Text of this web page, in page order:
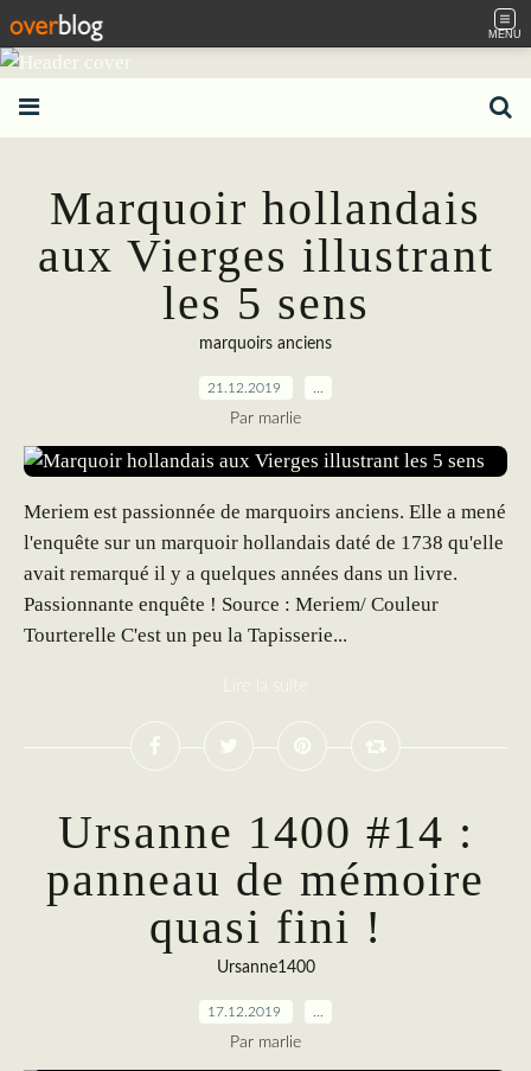
MENU
Marquoir hollandais
aux Vierges illustrant
les 5 sens
marquoirs anciens
21.12.2019
Par marlie
Meriem est passionnée de marquoirs anciens. Elle a mené
l'enquête sur un marquoir hollandais daté de 1738 qu'elle
avait remarqué il y a quelques années dans un livre.
Passionnante enquête ! Source : Meriem/ Couleur
Tourterelle C'est un peu la Tapisserie...
Ursanne 1400 #14 :
panneau de mémoire
quasi fini !
Ursanne1400
17.12.2019
Par marlie